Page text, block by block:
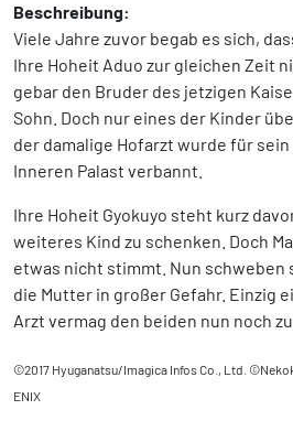
Beschreibung:
Viele Jahre zuvor begab es sich,
Ihre Hoheit Aduo zur gleichen Zeit
gebar den Bruder des jetzigen
Sohn. Doch nur eines der Kinder
der damalige Hofarzt wurde für sein
Inneren Palast verbannt.
Ihre Hoheit Gyokuyo steht kurz
weiteres Kind zu schenken. Doch
etwas nicht stimmt. Nun schweben
die Mutter in großer Gefahr. Einzig
Arzt vermag den beiden nun noch
©2017 Hyuganatsu/Imagica Infos Co., Ltd.
ENIX